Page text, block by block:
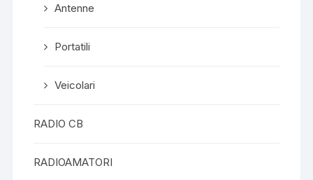
Antenne
Portatili
Veicolari
RADIO CB
RADIOAMATORI